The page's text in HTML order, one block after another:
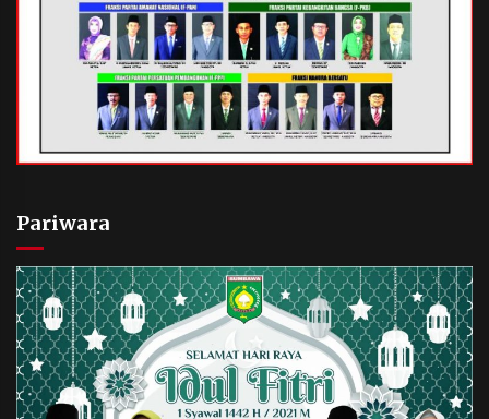
Pariwara